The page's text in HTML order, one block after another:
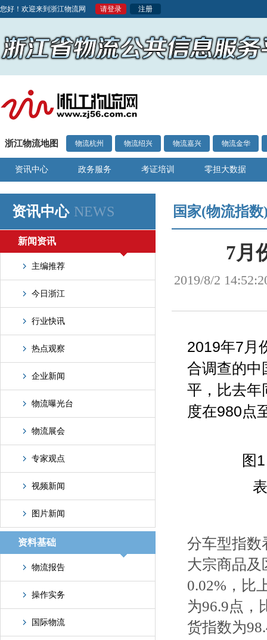
您好！欢迎来到浙江物流网 请登录 注册
浙江物流地图 物流杭州 物流绍兴 物流嘉兴 物流金华
资讯中心 政务服务 考证培训 零担大数据
资讯中心 NEWS
新闻资讯
主编推荐
今日浙江
行业快讯
热点观察
企业新闻
物流曝光台
物流展会
专家观点
视频新闻
图片新闻
资料基础
物流报告
操作实务
国际物流
国家(物流指数
7月
2019/8/2
2019年7月
合调查的中
平，比去年
度在980点
图
分车型指数
大宗商品及
0.02%，比
为96.9点，
货指数为